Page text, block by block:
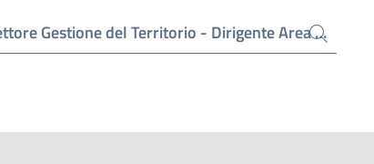
Cerca contenuti in "Determine Settore Gestione del Territorio - Dirigente Area Tecnica"